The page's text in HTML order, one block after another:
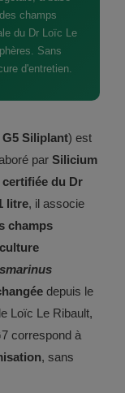
champs
du Dr Loïc Le
Sans
d'entretien.
G5 Siliplant) est
par Silicium
du Dr
litre, il associe
champs
depuis le
Loïc Le Ribault,
correspond à
, sans